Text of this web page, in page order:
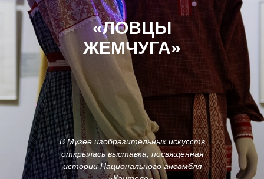
«ЛОВЦЫ
ЖЕМЧУГА»
В Музее изобразительных искусств
открылась выставка, посвященная
истории Национального ансамбля